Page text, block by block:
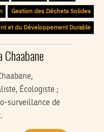
Gestion des Déchets Solides
et du Développement Durable
Écologiste ;
surveillance de